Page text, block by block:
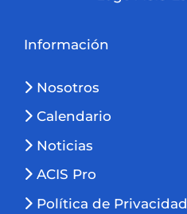
Información
Nosotros
Calendario
Noticias
ACIS Pro
Política de Privacidad